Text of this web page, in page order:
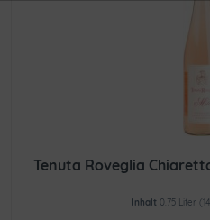
Tenuta Roveglia
Inhalt 0.75 Liter